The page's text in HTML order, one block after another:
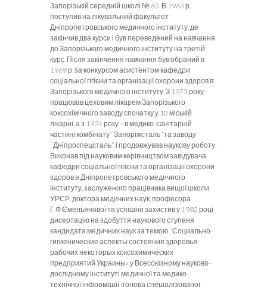
Запорізькій середній школі № 65. В 1963 р.
поступив на лікувальний факультет
Дніпропетровського медичного інституту, де
закінчив два курси і був переведений на навчання
до Запорізького медичного інституту на третій
курс. Після закінчення навчання був обраний в
1969 р. за конкурсом асистентом кафедри
соціальної гігієни та організації охорони здоров’я
Запорізького медичного інституту. З 1973 року
працював цеховим лікарем Запорізького
коксохімічного заводу спочатку у 10 міській
лікарні, а з 1974 року – в медико-санітарній
частині комбінату “Запоріжсталь” та заводу
“Дніпроспецсталь”, і продовжував наукову роботу.
Виконав під науковим керівництвом завідувача
кафедри соціальної гігієни та організації охорони
здоров’я Дніпропетровського медичного
інституту, заслуженого працівника вищої школи
УРСР, доктора медичних наук, професора
Г.Ф.Ємельянової та успішно захистив у 1982 році
дисертацію на здобуття наукового ступеня
кандидата медичних наук за темою “Социально-
гигиенические аспекты состояния здоровья
рабочих некоторых коксохимических
предприятий Украины» у Всесоюзному науково-
дослідному інституті медичної та медико-
технічної інформації (голова спеціалізованої